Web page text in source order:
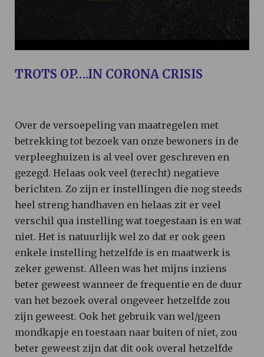
TROTS OP….IN CORONA CRISIS
Over de versoepeling van maatregelen met
betrekking tot bezoek van onze bewoners in de
verpleeghuizen is al veel over geschreven en
gezegd. Helaas ook veel (terecht) negatieve
berichten. Zo zijn er instellingen die nog steeds
heel streng handhaven en helaas zit er veel
verschil qua instelling wat toegestaan is en wat
niet. Het is natuurlijk wel zo dat er ook geen
enkele instelling hetzelfde is en maatwerk is
zeker gewenst. Alleen was het mijns inziens
beter geweest wanneer de frequentie en de duur
van het bezoek overal ongeveer hetzelfde zou
zijn geweest. Ook het gebruik van wel/geen
mondkapje en toestaan naar buiten of niet, zou
beter geweest zijn dat dit ook overal hetzelfde